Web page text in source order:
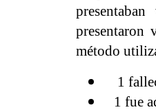
presentaron
método
1
1 fue